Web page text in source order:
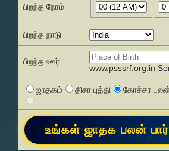
பிறந்த நேரம்
பிறந்த நாடு
பிறந்த ஊர்
www.psssrf.org.in
ஜாதகம் திசா புத்தி கோச்சர